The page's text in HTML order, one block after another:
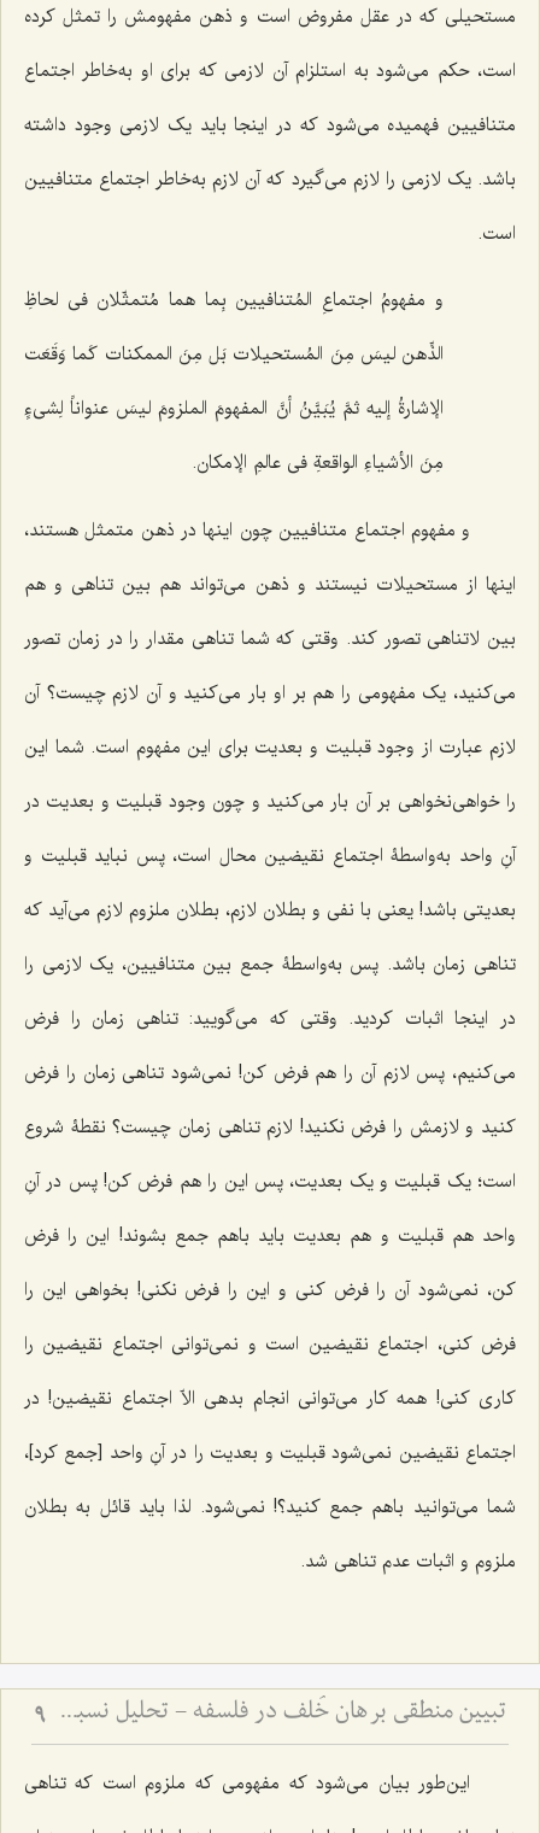
مستحیلى که در عقل مفروض است و ذهن مفهومش را تمثل کرده
است، حکم مى‌شود به استلزام آن لازمى که برای او به‌خاطر اجتماع
متنافیین فهمیده مى‌شود که در اینجا باید یک لازمى وجود داشته
باشد. یک لازمى را لازم مى‌گیرد که آن لازم به‌خاطر اجتماع متنافیین
است.
و مفهومُ اجتماعِ المُتنافیین بِما هما مُتمثّلان فی لحاظِ
الذِّهن لیسَ مِنَ المُستحیلات بَل مِنَ الممکنات کَما وَقَعَت
الإشارةُ إلیه ثمَّ یُبَیَّنُ أنَّ المفهومَ الملزومَ لیسَ عنواناً لِشی‌ءٍ
مِنَ الأشیاءِ الواقعةِ فی عالمِ الإمکان.
و مفهوم اجتماع متنافیین چون اینها در ذهن متمثل هستند،
اینها از مستحیلات نیستند و ذهن مى‌تواند هم بین تناهى و هم
بین لاتناهى تصور کند. وقتى که شما تناهى مقدار را در زمان تصور
مى‌کنید، یک مفهومى را هم بر او بار مى‌کنید و آن لازم چیست؟ آن
لازم عبارت از وجود قبلیت و بعدیت براى این مفهوم است. شما این
را خواهى‌نخواهى بر آن بار مى‌کنید و چون وجود قبلیت و بعدیت در
آنِ واحد به‌واسطۀ اجتماع نقیضین محال است، پس نباید قبلیت و
بعدیتی باشد! یعنى با نفى و بطلان لازم، بطلان ملزوم لازم مى‌آید که
تناهى زمان باشد. پس به‌واسطۀ جمع بین متنافیین، یک لازمى را
در اینجا اثبات کردید. وقتى که مى‌گویید: تناهى زمان را فرض
مى‌کنیم، پس لازم آن را هم فرض کن! نمى‌شود تناهى زمان را فرض
کنید و لازمش را فرض نکنید! لازم تناهى زمان چیست؟ نقطۀ شروع
است؛ یک قبلیت و یک بعدیت، پس این را هم فرض کن! پس در آنِ
واحد هم قبلیت و هم بعدیت باید باهم جمع بشوند! این را فرض
کن، نمی‌شود آن را فرض کنى و این را فرض نکنى! بخواهى این را
فرض کنى، اجتماع نقیضین است و نمى‌توانى اجتماع نقیضین را
کاری کنى! همه کار مى‌توانى انجام بدهی الاّ اجتماع نقیضین! در
اجتماع نقیضین نمى‌شود قبلیت و بعدیت را در آنِ واحد [جمع کرد]،
شما مى‌توانید باهم جمع کنید؟! نمى‌شود. لذا باید قائل به بطلان
ملزوم و اثبات عدم تناهى شد.
تبیین منطقی برهان خُلف در فلسفه - تحلیل نسبت میان فرضِ محال و اثبات واقعیت 9
این‌طور بیان مى‌شود که مفهومى که ملزوم است که تناهى